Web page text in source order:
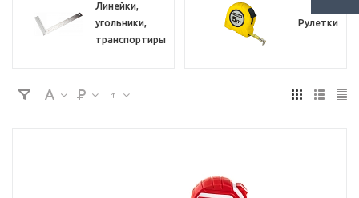
Линейки,
угольники,
транспортиры
Рулетки